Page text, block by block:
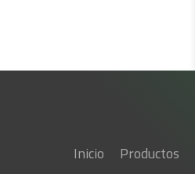
Inicio Productos